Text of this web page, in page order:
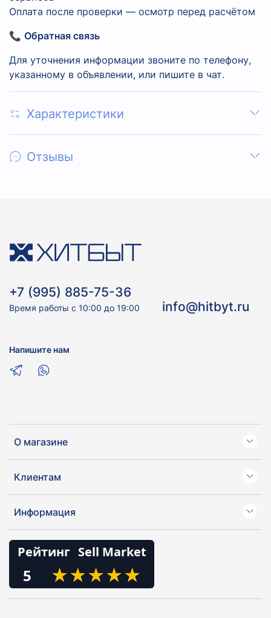
Оплата после проверки — осмотр перед расчётом
📞 Обратная связь
Для уточнения информации звоните по телефону,
указанному в объявлении, или пишите в чат.
Характеристики
Отзывы
О магазине
Клиентам
Информация
Рейтинг Sell Market
5 ★
★★
★★
★★
★★
★
+7 (995) 885-75-36
Время работы с 10:00 до 19:00 info@hitbyt.ru
Напишите нам